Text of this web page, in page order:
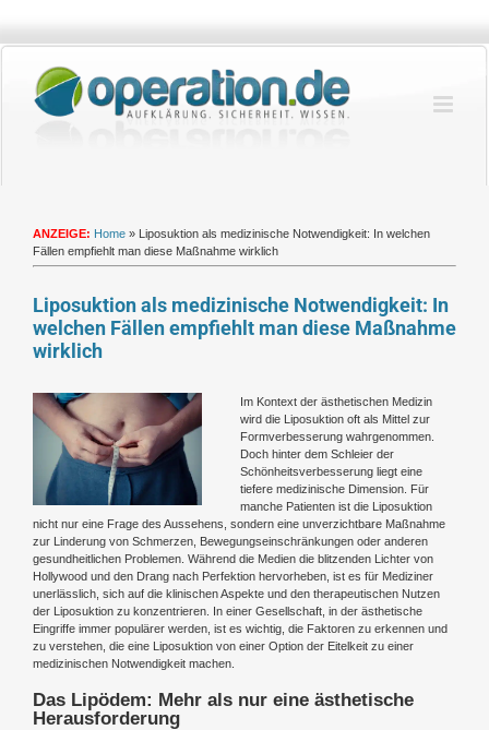
springen
ANZEIGE: Home » Liposuktion als medizinische Notwendigkeit: In welchen
Fällen empfiehlt man diese Maßnahme wirklich
Liposuktion als medizinische Notwendigkeit: In
welchen Fällen empfiehlt man diese Maßnahme
wirklich
Zeige
grösseres
Im Kontext der ästhetischen Medizin
wird die Liposuktion oft als Mittel zur
Formverbesserung wahrgenommen.
Doch hinter dem Schleier der
Schönheitsverbesserung liegt eine
tiefere medizinische Dimension. Für
manche Patienten ist die Liposuktion
nicht nur eine Frage des Aussehens, sondern eine unverzichtbare Maßnahme
zur Linderung von Schmerzen, Bewegungseinschränkungen oder anderen
gesundheitlichen Problemen. Während die Medien die blitzenden Lichter von
Hollywood und den Drang nach Perfektion hervorheben, ist es für Mediziner
unerlässlich, sich auf die klinischen Aspekte und den therapeutischen Nutzen
der Liposuktion zu konzentrieren. In einer Gesellschaft, in der ästhetische
Eingriffe immer populärer werden, ist es wichtig, die Faktoren zu erkennen und
zu verstehen, die eine Liposuktion von einer Option der Eitelkeit zu einer
medizinischen Notwendigkeit machen.
Das Lipödem: Mehr als nur eine ästhetische
Herausforderung